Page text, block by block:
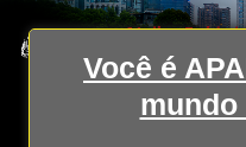
Você é
mundo